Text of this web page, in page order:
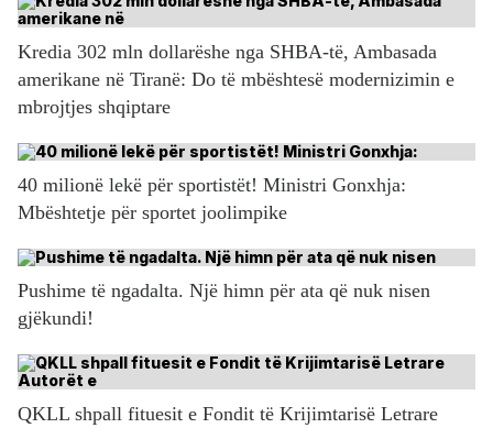
Kredia 302 mln dollarëshe nga SHBA-të, Ambasada
amerikane në Tiranë: Do të mbështesë modernizimin e
mbrojtjes shqiptare
40 milionë lekë për sportistët! Ministri Gonxhja:
Mbështetje për sportet joolimpike
Pushime të ngadalta. Një himn për ata që nuk nisen
gjëkundi!
QKLL shpall fituesit e Fondit të Krijimtarisë Letrare